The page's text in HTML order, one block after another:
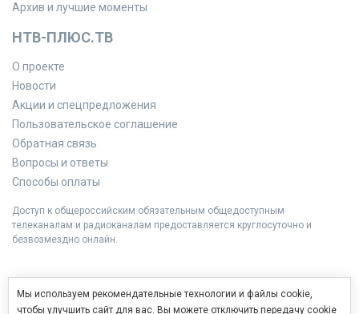
Архив и лучшие моменты
НТВ-ПЛЮС.ТВ
О проекте
Новости
Акции и спецпредложения
Пользовательское соглашение
Обратная связь
Вопросы и ответы
Способы оплаты
Доступ к общероссийским обязательным общедоступным
телеканалам и радиоканалам предоставляется круглосуточно и
безвозмездно онлайн.
Мы используем рекомендательные технологии и файлы cookie,
чтобы улучшить сайт для вас. Вы можете отключить передачу cookie